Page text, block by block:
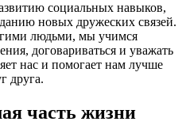
социальных навыков,
новых дружеских связей.
людьми, мы учимся
договариваться и уважать
нас и помогает нам лучше
друга.
часть жизни